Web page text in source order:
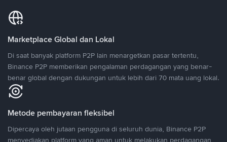
Marketplace Global dan Lokal
Di saat banyak platform P2P lain menargetkan pasar tertentu,
Binance P2P memberikan pengalaman perdagangan yang benar-
benar global dengan dukungan untuk lebih dari 70 mata uang lokal.
Metode pembayaran fleksibel
Dipercaya oleh jutaan pengguna di seluruh dunia, Binance P2P
menyediakan platform yang aman untuk melakukan perdagangan